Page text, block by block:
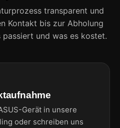
transparent und
Kontakt bis zur Abholung
und was es kostet.
Gerät in unsere
oder schreiben uns